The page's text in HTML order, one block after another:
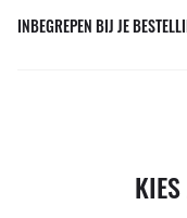
INBEGREPEN BIJ JE